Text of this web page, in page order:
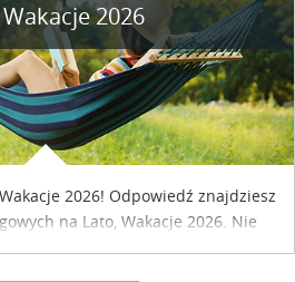
2026
2026! Odpowiedź znajdziesz
na Lato, Wakacje 2026. Nie